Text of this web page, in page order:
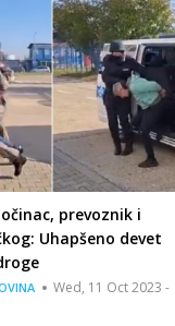
prevoznik i
Uhapšeno devet
Wed, 11 Oct 2023 -